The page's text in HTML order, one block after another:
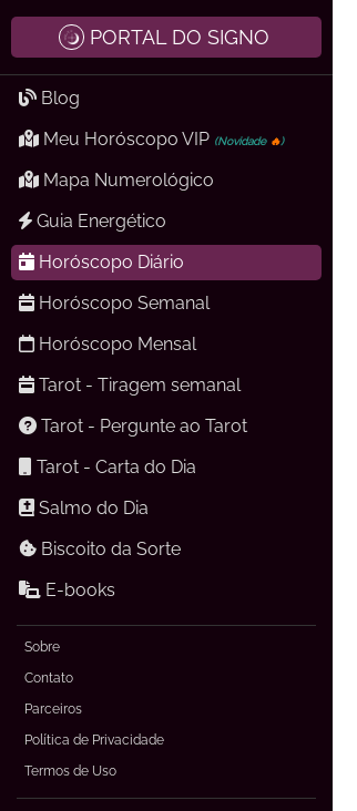
PORTAL DO SIGNO
Blog
Meu Horóscopo VIP (Novidade 🔥)
Mapa Numerológico
Guia Energético
Horóscopo Diário
Horóscopo Semanal
Horóscopo Mensal
Tarot - Tiragem semanal
Tarot - Pergunte ao Tarot
Tarot - Carta do Dia
Salmo do Dia
Biscoito da Sorte
E-books
Sobre
Contato
Parceiros
Política de Privacidade
Termos de Uso